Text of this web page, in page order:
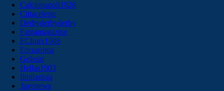
Calcionapoli1926
Cittaceleste
Derbyderbyderby
Fantamagazine
FCInter1908
Forzaroma
Golssip
Hellas1903
Ilmilanista
Juvenews